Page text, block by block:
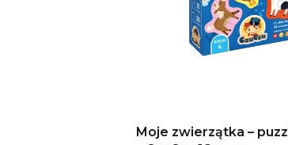
Moje zwierzątka –